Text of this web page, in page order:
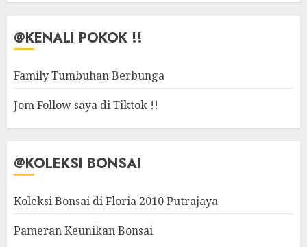
@KENALI POKOK !!
Family Tumbuhan Berbunga
Jom Follow saya di Tiktok !!
@KOLEKSI BONSAI
Koleksi Bonsai di Floria 2010 Putrajaya
Pameran Keunikan Bonsai